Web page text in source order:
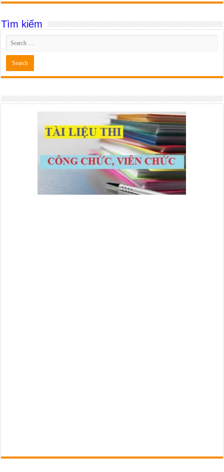
Tìm kiếm